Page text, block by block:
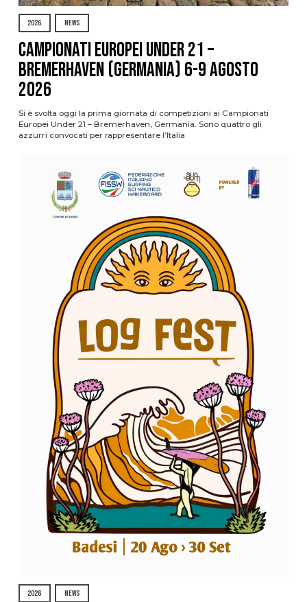
2026 NEWS
Campionati Europei Under 21 –
Bremerhaven (Germania) 6-9 agosto
2026
Si è svolta oggi la prima giornata di competizioni ai Campionati
Europei Under 21 – Bremerhaven, Germania. Sono quattro gli
azzurri convocati per rappresentare l’Italia
2026 NEWS